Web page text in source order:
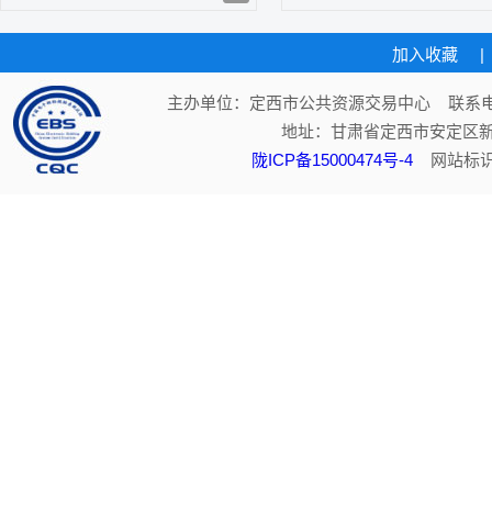
加入收藏 |
主办单位：定西市公共资源交易中心 联系
地址：甘肃省定西市安定
陇ICP备15000474号-4 网站标